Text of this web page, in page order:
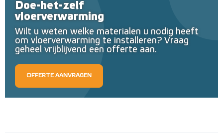
Doe-het-zelf
vloerverwarming
Wilt u weten welke materialen u nodig heeft
om vloerverwarming te installeren? Vraag
geheel vrijblijvend een offerte aan.
OFFERTE AANVRAGEN